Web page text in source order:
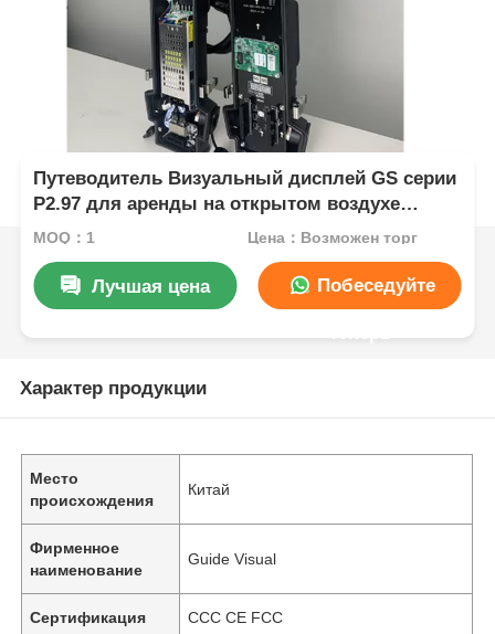
Путеводитель Визуальный дисплей GS серии
P2.97 для аренды на открытом воздухе
5000nit IP65 для цифровой сигнализации,
MOQ：1 Цена：Возможен торг
Лучшая цена Побеседуйте
Характер продукции
Место
происхождения
Китай
Фирменное
наименование
Guide Visual
Сертификация CCC CE FCC